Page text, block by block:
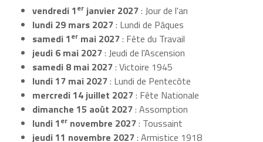
vendredi 1er janvier 2027: Jour de l'an
lundi 29 mars 2027: Lundi de Pâques
samedi 1er mai 2027: Fête du Travail
jeudi 6 mai 2027: Jeudi de l'Ascension
samedi 8 mai 2027: Victoire 1945
lundi 17 mai 2027: Lundi de Pentecôte
mercredi 14 juillet 2027: Fête Nationale
dimanche 15 août 2027: Assomption
lundi 1er novembre 2027: Toussaint
jeudi 11 novembre 2027: Armistice 1918